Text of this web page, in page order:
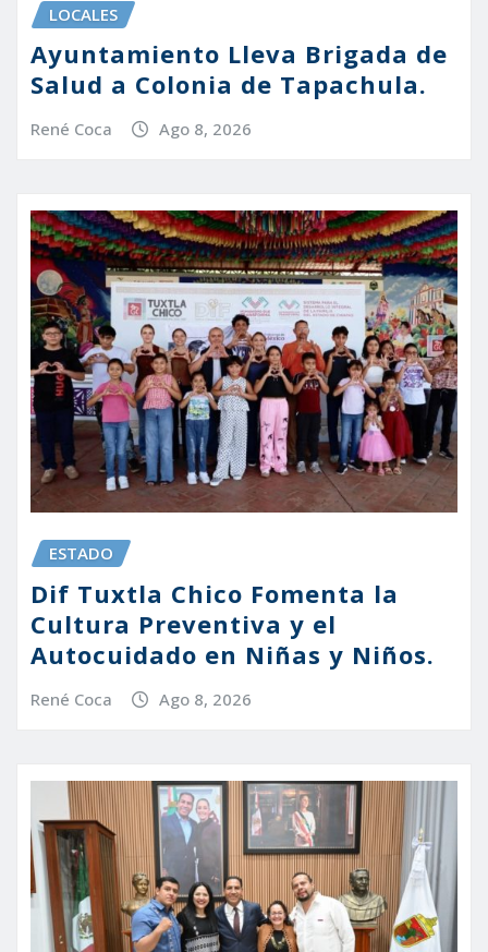
LOCALES
Ayuntamiento Lleva Brigada de
Salud a Colonia de Tapachula.
René Coca Ago 8, 2026
ESTADO
Dif Tuxtla Chico Fomenta la
Cultura Preventiva y el
Autocuidado en Niñas y Niños.
René Coca Ago 8, 2026